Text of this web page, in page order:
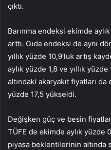
çıktı.
Barınma endeksi ekimde
arttı. Gıda endeksi de aynı
yıllık yüzde 10,9’luk artış
aylık yüzde 1,8 ve yıllık
altındaki akaryakıt fiyatları
yüzde 17,5 yükseldi.
Değişken güç ve besin
TÜFE de ekimde aylık yüzde
piyasa beklentilerinin altında